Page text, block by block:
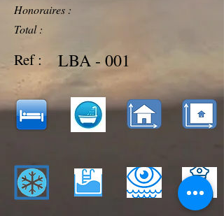
Honoraires :
Total :
Ref : LBA - 001